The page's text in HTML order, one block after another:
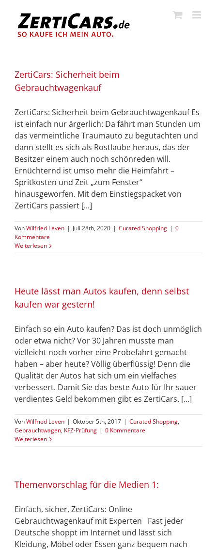
springen
ZertiCars: Sicherheit beim
Gebrauchtwagenkauf
ZertiCars: Sicherheit beim Gebrauchtwagenkauf Es
ist einfach nur ärgerlich: Da fährt man Stunden um
das vermeintliche Traumauto zu begutachten und
dann stellt es sich als Rostlaube heraus, das der
Besitzer einem auch noch schönreden will.
Ernüchternd ist umso mehr die Heimfahrt –
Spritkosten und Zeit „zum Fenster“
hinausgeworfen. Mit dem Einstiegspacket von
ZertiCars passiert [...]
VonWilfried Leven | Juli 28th, 2020 | Curated Shopping | 0
Kommentare
Weiterlesen
Heute lässt man Autos kaufen, denn selbst
kaufen war gestern!
Einfach so ein Auto kaufen? Das ist doch unmöglich
oder etwa nicht? Vor 30 Jahren musste man
vielleicht noch vorher eine Probefahrt gemacht
haben – aber heute? Völlig überflüssig! Denn die
Qualität der Autos hat sich um ein vielfaches
verbessert. Damit Sie das beste Auto für Ihr sauer
verdientes Geld bekommen gibt es ZertiCars. [...]
VonWilfried Leven | Oktober 5th, 2017 | Curated Shopping,
Gebrauchtwagen, KFZ-Prüfung | 0 Kommentare
Weiterlesen
Themenvorschlag für die Medien 1:
Einfach, sicher, ZertiCars: Online
Gebrauchtwagenkauf mit Experten Fast jeder
Deutsche shoppt im Internet und lässt sich
Kleidung, Möbel oder Essen ganz bequem nach